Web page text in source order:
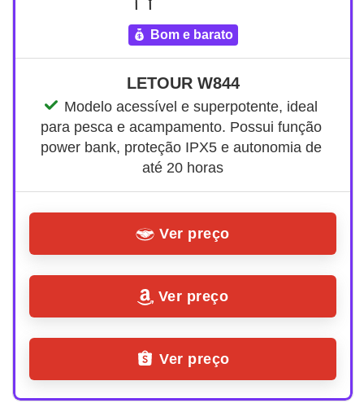
bom e barato
LETOUR W844
Modelo acessível e superpotente, ideal
para pesca e acampamento. Possui função
power bank, proteção IPX5 e autonomia de
até 20 horas
Ver preço
Ver preço
Ver preço